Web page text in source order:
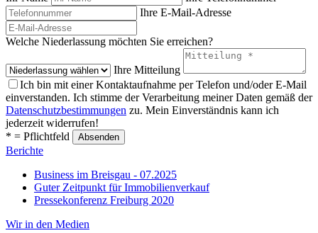
Ihre E-Mail-Adresse
Welche Niederlassung möchten Sie erreichen?
Ihre Mitteilung
Ich bin mit einer Kontaktaufnahme per Telefon und/oder E-Mail
einverstanden. Ich stimme der Verarbeitung meiner Daten gemäß der
Datenschutzbestimmungen zu. Mein Einverständnis kann ich
jederzeit widerrufen!
* = Pflichtfeld
Berichte
Business im Breisgau - 07.2025
Guter Zeitpunkt für Immobilienverkauf
Pressekonferenz Freiburg 2020
Wir in den Medien